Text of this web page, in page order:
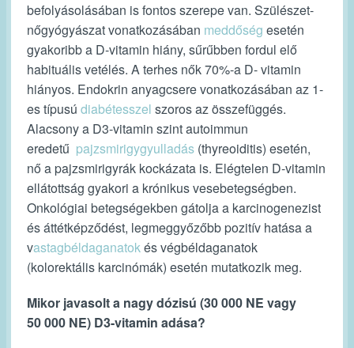
befolyásolásában is fontos szerepe van. Szülészet-
nőgyógyászat vonatkozásában meddőség esetén
gyakoribb a D-vitamin hiány, sűrűbben fordul elő
habituális vetélés. A terhes nők 70%-a D- vitamin
hiányos. Endokrin anyagcsere vonatkozásában az 1-
es típusú diabétesszel szoros az összefüggés.
Alacsony a D3-vitamin szint autoimmun
eredetű pajzsmirigygyulladás (thyreoiditis) esetén,
nő a pajzsmirigyrák kockázata is. Elégtelen D-vitamin
ellátottság gyakori a krónikus vesebetegségben.
Onkológiai betegségekben gátolja a karcinogenezist
és áttétképződést, legmeggyőzőbb pozitív hatása a
vastagbéldaganatokés végbéldaganatok
(kolorektális karcinómák) esetén mutatkozik meg.
Mikor javasolt a nagy dózisú (30 000 NE vagy
50 000 NE) D3-vitamin adása?